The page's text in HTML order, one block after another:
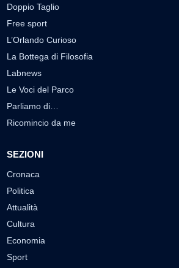
Doppio Taglio
Free sport
L’Orlando Curioso
La Bottega di Filosofia
Labnews
Le Voci del Parco
Parliamo di…
Ricomincio da me
SEZIONI
Cronaca
Politica
Attualità
Cultura
Economia
Sport